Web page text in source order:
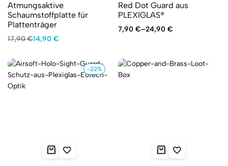
Atmungsaktive
Schaumstoffplatte für
Plattenträger
17,90€14,90 €
Red Dot Guard aus
PLEXIGLAS®
7,90 €–24,90 €
-22%